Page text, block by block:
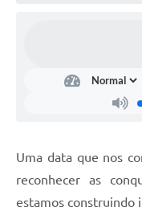
Uma data que nos
reconhecer as
estamos construindo